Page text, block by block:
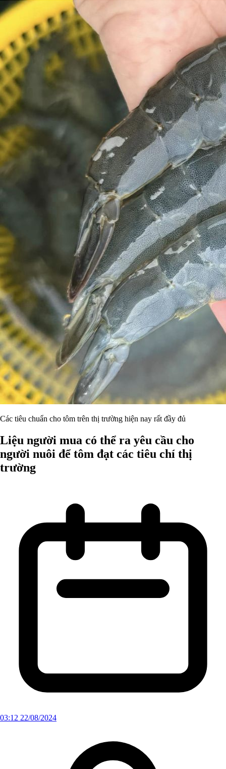
Các tiêu chuẩn cho tôm trên thị trường hiện nay rất đầy đủ
Liệu người mua có thể ra yêu cầu cho
người nuôi để tôm đạt các tiêu chí thị
trường
03:12 22/08/2024